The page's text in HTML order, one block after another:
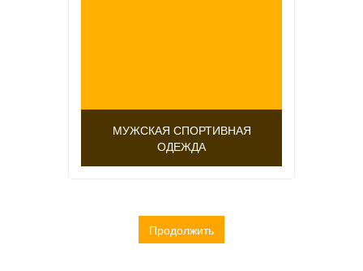
МУЖСКАЯ СПОРТИВНАЯ
ОДЕЖДА
Продолжить